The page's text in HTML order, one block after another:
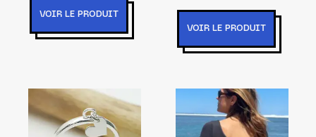
VOIR LE PRODUIT
VOIR LE PRODUIT